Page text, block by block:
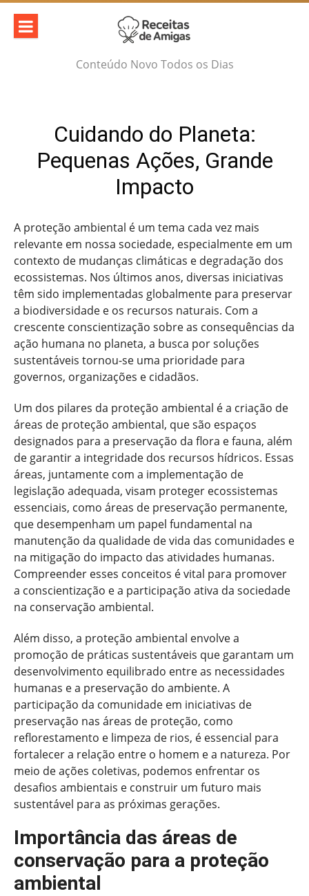
Skip
content
Conteúdo Novo Todos os Dias
Cuidando do Planeta:
Pequenas Ações, Grande
Impacto
A proteção ambiental é um tema cada vez mais
relevante em nossa sociedade, especialmente em um
contexto de mudanças climáticas e degradação dos
ecossistemas. Nos últimos anos, diversas iniciativas
têm sido implementadas globalmente para preservar
a biodiversidade e os recursos naturais. Com a
crescente conscientização sobre as consequências da
ação humana no planeta, a busca por soluções
sustentáveis tornou-se uma prioridade para
governos, organizações e cidadãos.
Um dos pilares da proteção ambiental é a criação de
áreas de proteção ambiental, que são espaços
designados para a preservação da flora e fauna, além
de garantir a integridade dos recursos hídricos. Essas
áreas, juntamente com a implementação de
legislação adequada, visam proteger ecossistemas
essenciais, como áreas de preservação permanente,
que desempenham um papel fundamental na
manutenção da qualidade de vida das comunidades e
na mitigação do impacto das atividades humanas.
Compreender esses conceitos é vital para promover
a conscientização e a participação ativa da sociedade
na conservação ambiental.
Além disso, a proteção ambiental envolve a
promoção de práticas sustentáveis que garantam um
desenvolvimento equilibrado entre as necessidades
humanas e a preservação do ambiente. A
participação da comunidade em iniciativas de
preservação nas áreas de proteção, como
reflorestamento e limpeza de rios, é essencial para
fortalecer a relação entre o homem e a natureza. Por
meio de ações coletivas, podemos enfrentar os
desafios ambientais e construir um futuro mais
sustentável para as próximas gerações.
Importância das áreas de
conservação para a proteção
ambiental